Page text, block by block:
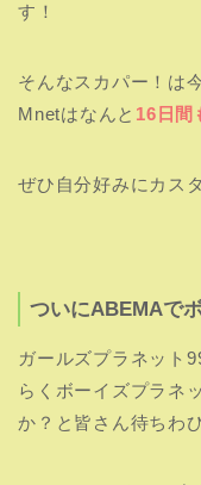
す！
そんなスカパー！は
Mnetはなんと 16日間
ぜひ自分好みにカス
ついにABEMAで
ガールズプラネット
らくボーイズプラネ
か？と皆さん待ちわ